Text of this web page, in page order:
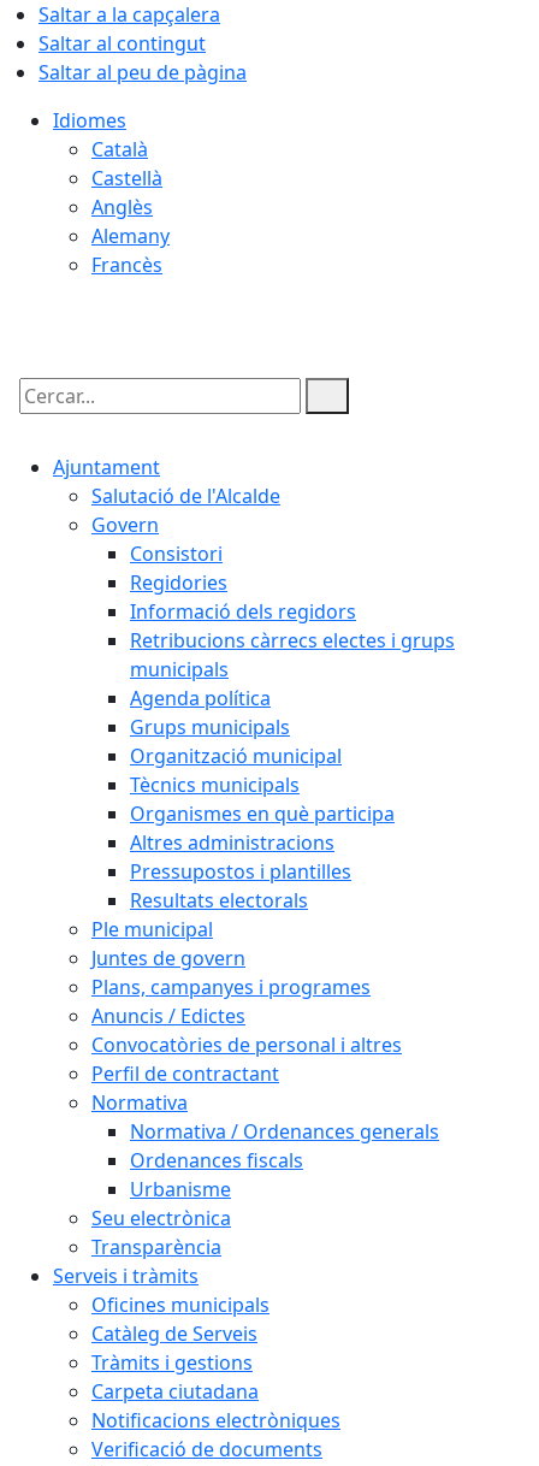
Saltar a la capçalera
Saltar al contingut
Saltar al peu de pàgina
Idiomes
Català
Castellà
Anglès
Alemany
Francès
Cercar:
Ajuntament
Salutació de l'Alcalde
Govern
Consistori
Regidories
Informació dels regidors
Retribucions càrrecs electes i grups
municipals
Agenda política
Grups municipals
Organització municipal
Tècnics municipals
Organismes en què participa
Altres administracions
Pressupostos i plantilles
Resultats electorals
Ple municipal
Juntes de govern
Plans, campanyes i programes
Anuncis / Edictes
Convocatòries de personal i altres
Perfil de contractant
Normativa
Normativa / Ordenances generals
Ordenances fiscals
Urbanisme
Seu electrònica
Transparència
Serveis i tràmits
Oficines municipals
Catàleg de Serveis
Tràmits i gestions
Carpeta ciutadana
Notificacions electròniques
Verificació de documents